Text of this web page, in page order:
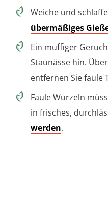
Weiche und
übermäßiges
Ein muffiger
Staunässe hin.
entfernen Sie faule
Faule Wurzeln
in frisches,
werden.